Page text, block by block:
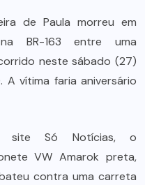
de Paula morreu em
BR-163 entre uma
neste sábado (27)
A vítima faria aniversário
site Só Notícias, o
VW Amarok preta,
contra uma carreta